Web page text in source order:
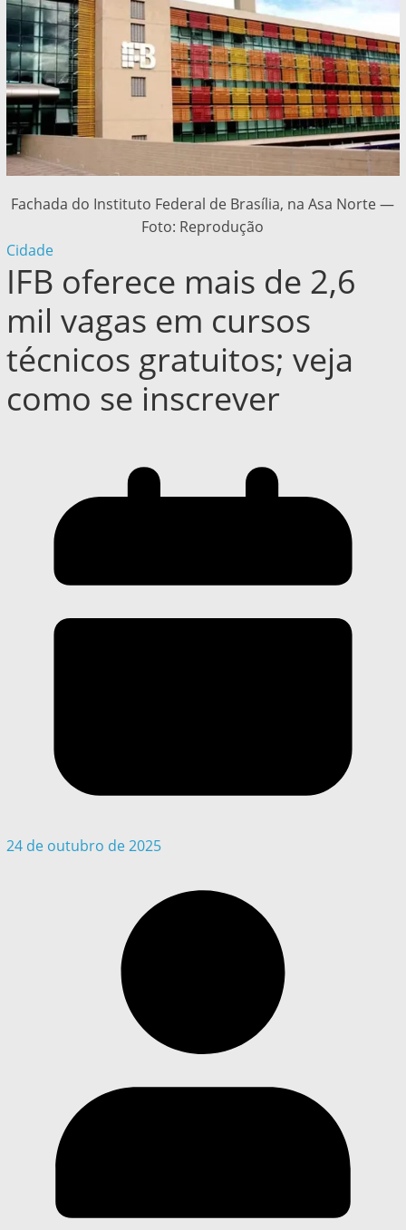
Fachada do Instituto Federal de Brasília, na Asa Norte —
Foto: Reprodução
Cidade
IFB oferece mais de 2,6
mil vagas em cursos
técnicos gratuitos; veja
como se inscrever
24 de outubro de 2025